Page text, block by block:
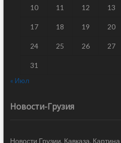
10 11 12 13
17 18 19 20
24 25 26 27
31
« Июл
Новости-Грузия
Новости Грузии, Кавказа.